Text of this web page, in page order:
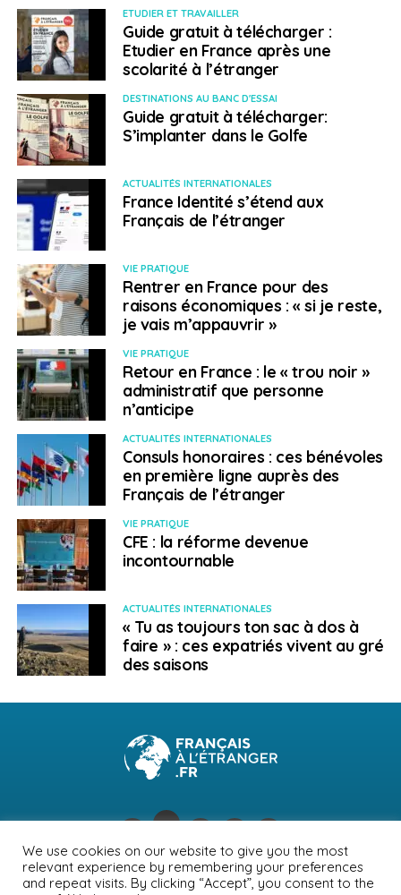
ETUDIER ET TRAVAILLER
Guide gratuit à télécharger :
Etudier en France après une
scolarité à l’étranger
DESTINATIONS AU BANC D'ESSAI
Guide gratuit à télécharger:
S’implanter dans le Golfe
ACTUALITÉS INTERNATIONALES
France Identité s’étend aux
Français de l’étranger
VIE PRATIQUE
Rentrer en France pour des
raisons économiques : « si je reste,
je vais m’appauvrir »
VIE PRATIQUE
Retour en France : le « trou noir »
administratif que personne
n’anticipe
ACTUALITÉS INTERNATIONALES
Consuls honoraires : ces bénévoles
en première ligne auprès des
Français de l’étranger
VIE PRATIQUE
CFE : la réforme devenue
incontournable
ACTUALITÉS INTERNATIONALES
« Tu as toujours ton sac à dos à
faire » : ces expatriés vivent au gré
des saisons
NEWSLETTER PUBLICITÉ CONTACTS MENTIONS LÉGALES
We use cookies on our website to give you the most
relevant experience by remembering your preferences
and repeat visits. By clicking “Accept”, you consent to the